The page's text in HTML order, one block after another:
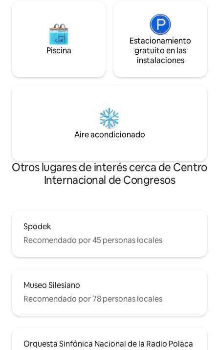
Piscina
Estacionamiento
gratuito en las
instalaciones
Aire acondicionado
Otros lugares de interés cerca de Centro
Internacional de Congresos
Spodek
Recomendado por 45 personas locales
Museo Silesiano
Recomendado por 78 personas locales
Orquesta Sinfónica Nacional de la Radio Polaca